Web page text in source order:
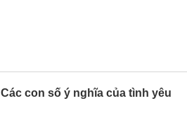
Các con số ý nghĩa của tình yêu